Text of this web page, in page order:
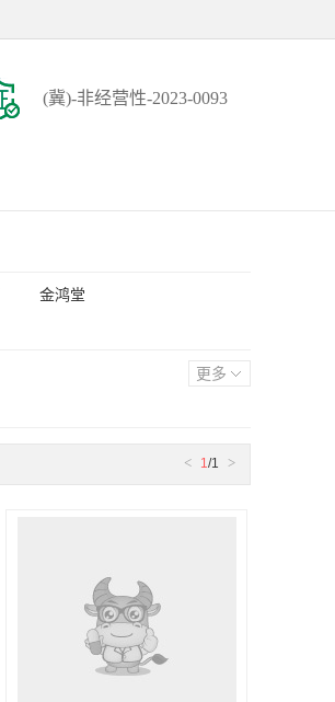
(冀)-非经营性-2023-0093
金鸿堂
更多
< 1/1 >